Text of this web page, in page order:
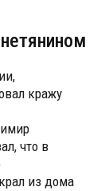
кражу
что в
из дома